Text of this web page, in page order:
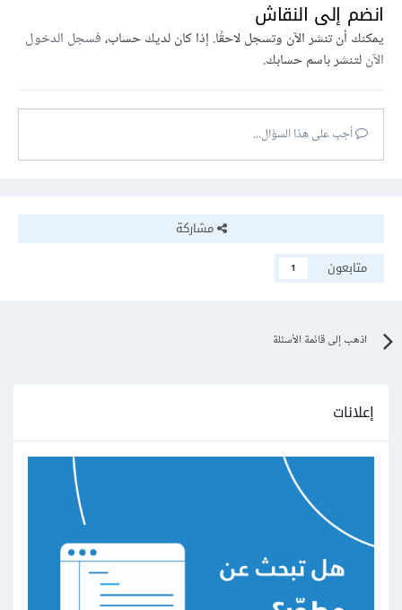
انضم إلى النقاش
يمكنك أن تنشر الآن وتسجل لاحقًا. إذا كان لديك حساب،فسجل الدخول
الآنلتنشر باسم حسابك.
أجب على هذا السؤال...
مشاركة
متابعون
1
اذهب إلى قائمة الأسئلة
إعلانات